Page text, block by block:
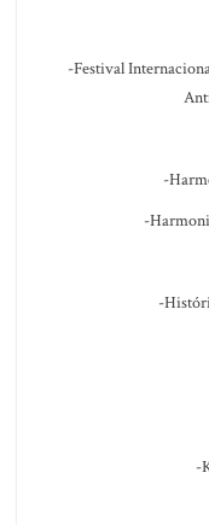
-Festival
-
-
-
-